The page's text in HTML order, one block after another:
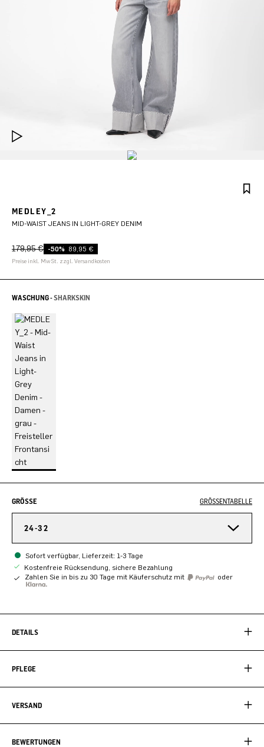
MEDLEY_2
MID-WAIST JEANS IN LIGHT-GREY DENIM
179,95 € -50% 89,95 €
Preise inkl. MwSt. zzgl. Versandkosten
WASCHUNG -SHARKSKIN
GRÖSSE GRÖSSENTABELLE
24-32
Sofort verfügbar, Lieferzeit: 1-3 Tage
Kostenfreie Rücksendung, sichere Bezahlung
Zahlen Sie in bis zu 30 Tage mit Käuferschutz mit
oder
DETAILS
PFLEGE
VERSAND
BEWERTUNGEN